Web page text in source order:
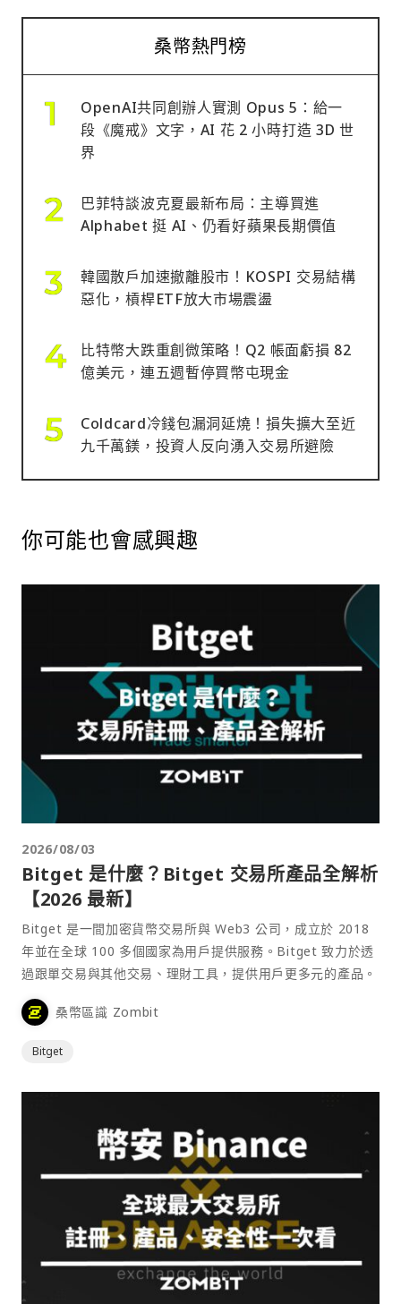
桑幣熱門榜
OpenAI共同創辦人實測 Opus 5：給一
段《魔戒》文字，AI 花 2 小時打造 3D 世
界
巴菲特談波克夏最新布局：主導買進
Alphabet 挺 AI、仍看好蘋果長期價值
韓國散戶加速撤離股市！KOSPI 交易結構
惡化，槓桿ETF放大市場震盪
比特幣大跌重創微策略！Q2 帳面虧損 82
億美元，連五週暫停買幣屯現金
Coldcard冷錢包漏洞延燒！損失擴大至近
九千萬鎂，投資人反向湧入交易所避險
你可能也會感興趣
2026/08/03
Bitget 是什麼？Bitget 交易所產品全解析
【2026 最新】
Bitget 是一間加密貨幣交易所與 Web3 公司，成立於 2018
年並在全球 100 多個國家為用戶提供服務。Bitget 致力於透
過跟單交易與其他交易、理財工具，提供用戶更多元的產品。
桑幣區識 Zombit
Bitget